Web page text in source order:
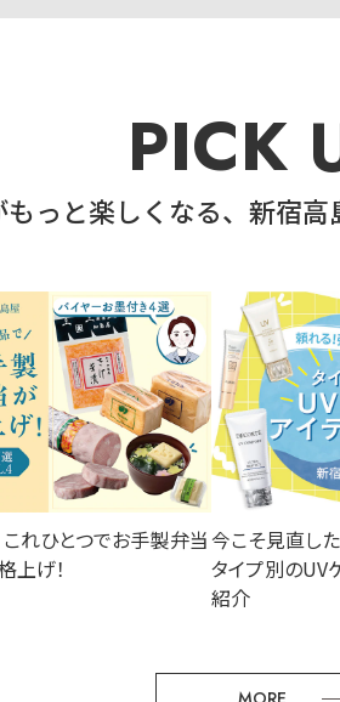
PICK
もっと楽しくなる、新宿
れひとつでお手製弁当
上げ！
今こそ見直し
タイプ別のUV
紹介